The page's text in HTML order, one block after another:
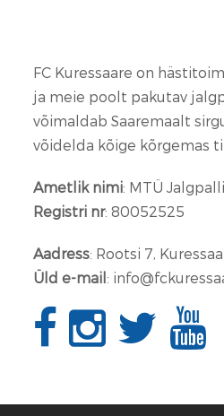
FC Kuressaare on
ja meie poolt pakutav
võimaldab Saaremaalt
võidelda kõige kõrgemas
Ametlik nimi: MTÜ
Registri nr: 80052525
Aadress: Rootsi 7,
Üld e-mail: